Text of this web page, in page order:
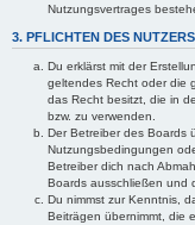
Nutzungsvertrages
3. PFLICHTEN DES NUTZERS
Du erklärst mit der
geltendes Recht oder die
das Recht besitzt, die in
bzw. zu verwenden.
Der Betreiber des Boards
Nutzungsbedingungen
Betreiber dich nach
Boards ausschließen und
Du nimmst zur Kenntnis,
Beiträgen übernimmt, die